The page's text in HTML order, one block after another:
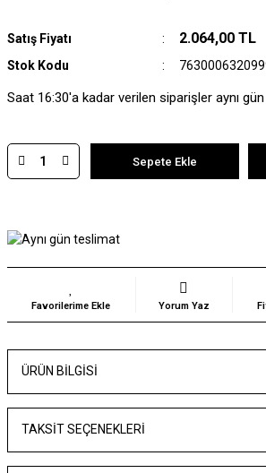
Satış Fiyatı 2.064,00 TL
Stok Kodu
Saat 16:30'a kadar verilen siparişler aynı
Sepete Ekle
Yorum Yaz
ÜRÜN BILGISI
TAKSIT SEÇENEKLERI